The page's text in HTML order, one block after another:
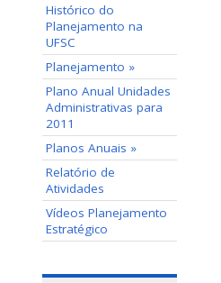
Histórico do
Planejamento na
UFSC
Planejamento »
Plano Anual Unidades
Administrativas para
2011
Planos Anuais »
Relatório de
Atividades
Vídeos Planejamento
Estratégico